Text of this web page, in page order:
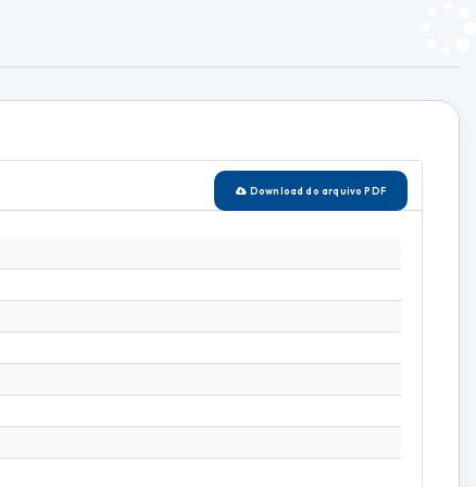
Download do arquivo PDF